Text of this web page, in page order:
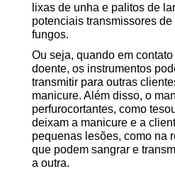
lixas de unha e palitos de
potenciais transmissores
fungos.
Ou seja, quando em
doente, os instrumentos
transmitir para outras
manicure. Além disso, o
perfurocortantes, como
deixam a manicure e a
pequenas lesões, como na
que podem sangrar e
a outra.